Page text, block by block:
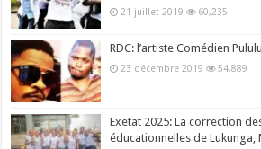
21 juillet 2019 60,235
RDC: l’artiste Comédien
23 décembre 2019 54,889
Exetat 2025: La correction
éducationnelles de Lukunga,